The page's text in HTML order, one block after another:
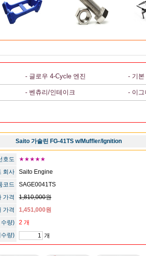
- 글로우 4-Cycle 엔진 - 기본
- 벤츄리/인테이크 - 이그
Saito 가솔린 FG-41TS w/Muffler/Ignition
호도
★★★★★
회사
Saito Engine
코드
SAGE0041TS
가격
1,810,000원
가격
1,451,000원
량)
2 개
량)
개